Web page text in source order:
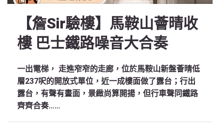
【詹Sir驗樓】馬鞍山薈晴收
樓 巴士鐵路噪音大合奏
一出電梯， 走進窄窄的走廊，位於馬鞍山新盤薈晴低
層237呎的開放式單位，近一成樓面做了露台；行出
露台，有聲有畫面，景緻尚算開揚，但行車聲同鐵路
齊齊合奏……